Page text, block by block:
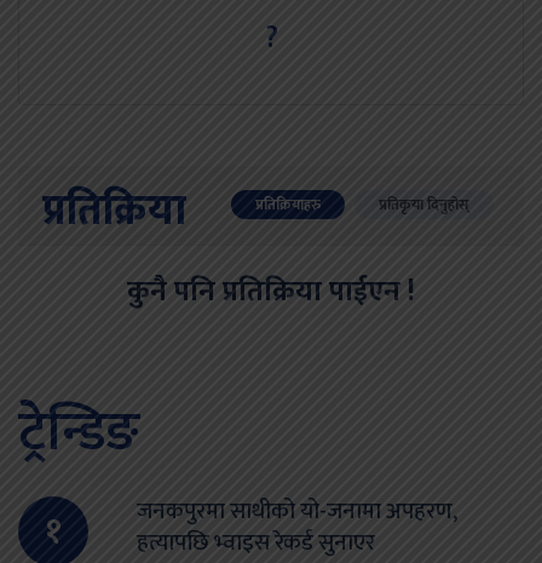
?
प्रतिक्रिया प्रतिक्रियाहरु प्रतिकृया दिनुहोस्
कुनै पनि प्रतिक्रिया पाईएन !
ट्रेन्डिङ
१
जनकपुरमा साथीको यो-जनामा अपहरण,
हत्यापछि भ्वाइस रेकर्ड सुनाएर